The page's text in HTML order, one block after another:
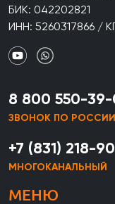
БИК: 042202821
ИНН: 5260317866 /
8 800 550-
ЗВОНОК ПО
+7 (831) 218-
МНОГОКАНАЛЬНЫЙ
МЕНЮ